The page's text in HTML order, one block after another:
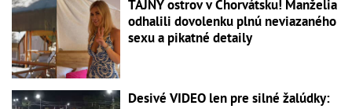
TAJNÝ ostrov v Chorvátsku! Manželia
odhalili dovolenku plnú neviazaného
sexu a pikatné detaily
Desivé VIDEO len pre silné žalúdky: